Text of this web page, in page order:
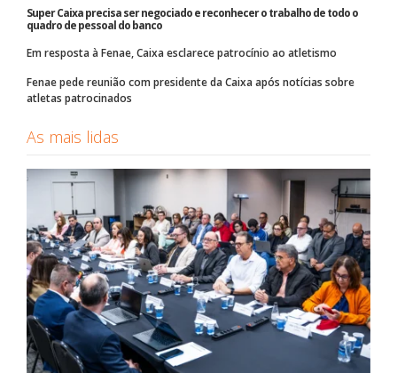
Super Caixa precisa ser negociado e reconhecer o trabalho de todo o
quadro de pessoal do banco
Em resposta à Fenae, Caixa esclarece patrocínio ao atletismo
Fenae pede reunião com presidente da Caixa após notícias sobre
atletas patrocinados
As mais lidas